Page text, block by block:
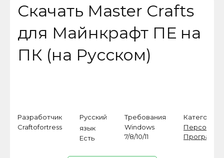
Скачать Master Crafts
для Майнкрафт ПЕ на
ПК (на Русском)
Разработчик
Craftofortress
Русский
язык
Есть
Требования
Windows
7/8/10/11
Категория
Программы